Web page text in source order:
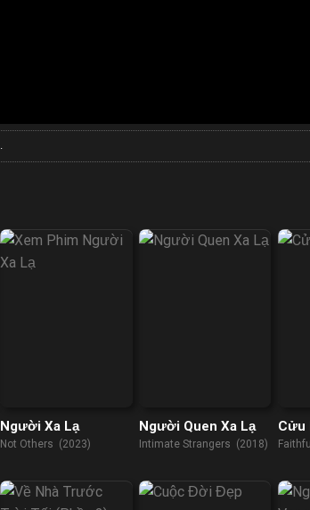
Người Xa Lạ
Not Others (2023)
Người Quen Xa Lạ
Intimate Strangers (2018)
Cửu